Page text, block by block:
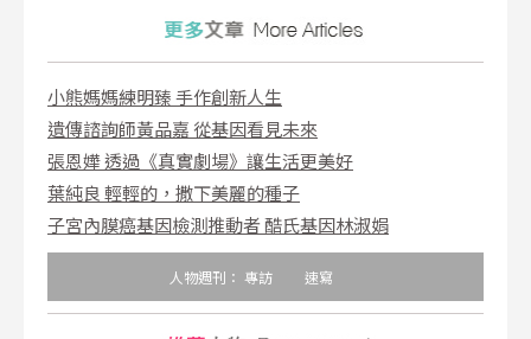
小熊媽媽練明臻 手作創新人生
遺傳諮詢師黃品嘉 從基因看見未來
張恩嬅 透過《真實劇場》讓生活更美好
葉純良 輕輕的，撒下美麗的種子
子宮內膜癌基因檢測推動者 酷氏基因林淑娟
人物週刊： 專訪 速寫